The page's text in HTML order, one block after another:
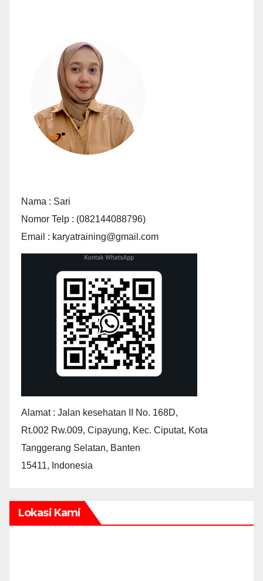
Nama : Sari
Nomor Telp : (082144088796)
Email : karyatraining@gmail.com
Alamat : Jalan kesehatan II No. 168D,
Rt.002 Rw.009, Cipayung, Kec. Ciputat, Kota
Tanggerang Selatan, Banten
15411, Indonesia
Lokasi Kami